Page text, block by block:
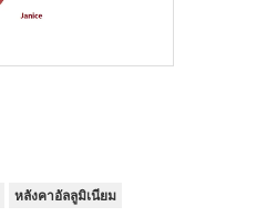
หลังคาอัลลูมิเนียม